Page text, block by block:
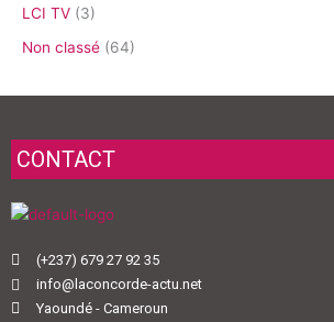
LCI TV (3)
Non classé (64)
CONTACT
(+237) 679 27 92 35
info@laconcorde-actu.net
Yaoundé - Cameroun